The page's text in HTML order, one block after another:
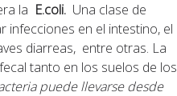
la E.coli. Una clase de
infecciones en el intestino, el
diarreas, entre otras. La
tanto en los suelos de los
puede llevarse desde